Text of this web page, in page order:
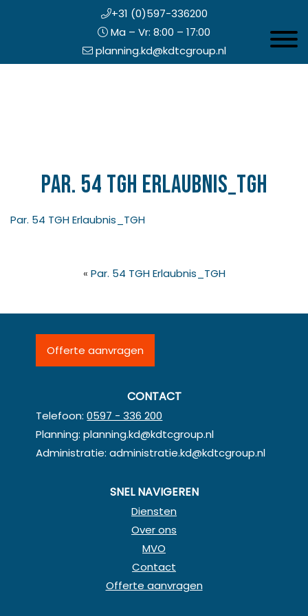
+31 (0)597-336200
Ma – Vr: 8:00 – 17:00
planning.kd@kdtcgroup.nl
Par. 54 TGH Erlaubnis_TGH
Par. 54 TGH Erlaubnis_TGH
« Par. 54 TGH Erlaubnis_TGH
Offerte aanvragen
CONTACT
Telefoon:0597 - 336 200
Planning:planning.kd@kdtcgroup.nl
Administratie:administratie.kd@kdtcgroup.nl
SNEL NAVIGEREN
Diensten
Over ons
MVO
Contact
Offerte aanvragen